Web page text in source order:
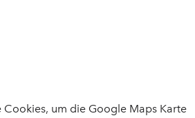
Cookies, um die Google Maps Karte